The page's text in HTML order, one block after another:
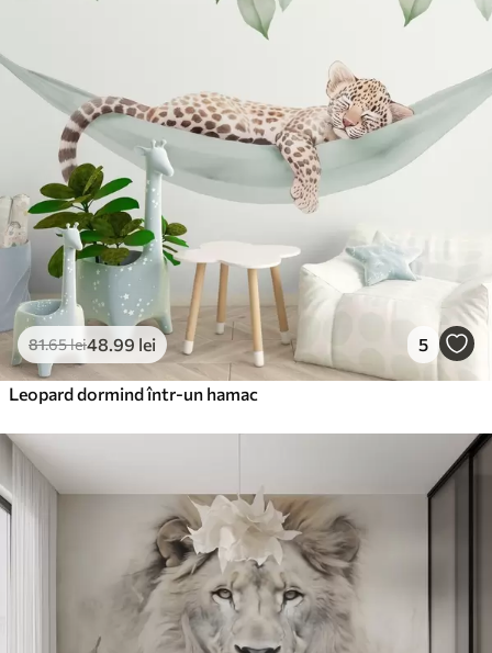
81.65lei48 .99 lei 5
Leopard dormind într-un hamac